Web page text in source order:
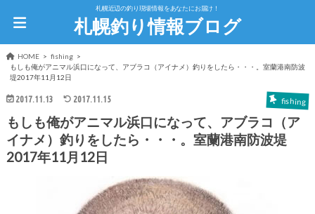
札幌近辺の釣り現場情報をあなたにお届け！
札幌釣り情報ブログ
HOME
fishing
もしも俺がアニマル浜口になって、アブラコ（アイナメ）釣りをしたら・・・。室蘭港南防波
堤2017年11月12日
2017.11.13 2017.11.15 fishing
もしも俺がアニマル浜口になって、アブラコ（ア
イナメ）釣りをしたら・・・。室蘭港南防波堤
2017年11月12日